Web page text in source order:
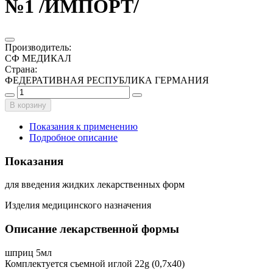
№1 /ИМПОРТ/
Производитель:
СФ МЕДИКАЛ
Страна:
ФЕДЕРАТИВНАЯ РЕСПУБЛИКА ГЕРМАНИЯ
В корзину
Показания к применению
Подробное описание
Показания
для введения жидких лекарственных форм
Изделия медицинского назначения
Описание лекарственной формы
шприц 5мл
Комплектуется съемной иглой 22g (0,7x40)